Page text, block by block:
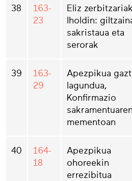
38
163-
23
Eliz zerbitzariak
Iholdin:
sakristaua eta
serorak
39
163-
29
Apezpikua
lagundua,
Konfirmazio
sakramentuaren
mementoan
40
164-
18
Apezpikua
ohoreekin
errezibitua